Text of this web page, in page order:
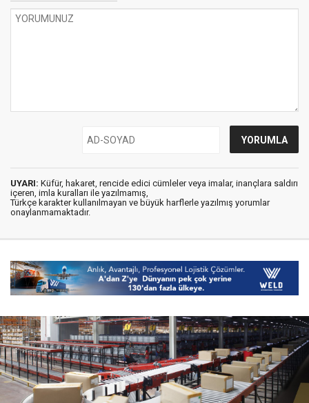
UYARI: Küfür, hakaret, rencide edici cümleler veya imalar, inançlara saldırı
içeren, imla kuralları ile yazılmamış,
Türkçe karakter kullanılmayan ve büyük harflerle yazılmış yorumlar
onaylanmamaktadır.